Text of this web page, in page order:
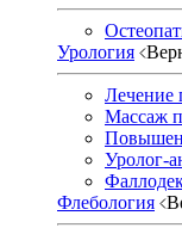
Урология
Лечение
Массаж
Уролог-
Флебология